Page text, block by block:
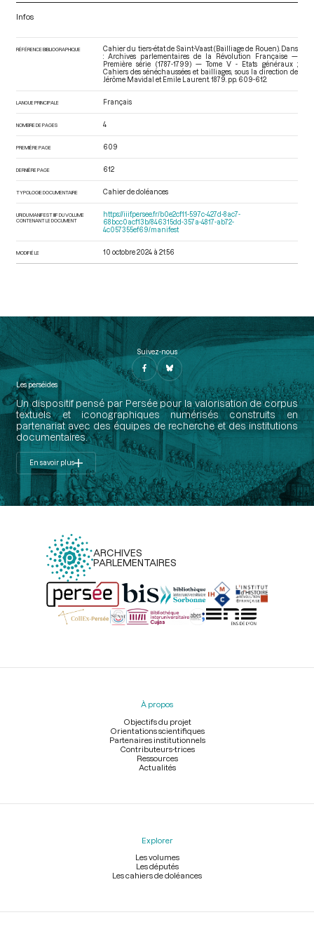
Infos
RÉFÉRENCE BIBLIOGRAPHIQUE
Cahier du tiers-état de Saint-Vaast (Bailliage de Rouen). Dans
: Archives parlementaires de la Révolution Française —
Première série (1787-1799) — Tome V - Etats généraux ;
Cahiers des sénéchaussées et bailliages , sous la direction de
Jérôme Mavidal et Emile Laurent. 1879. pp. 609-612.
LANGUE PRINCIPALE Français
NOMBRE DE PAGES 4
PREMIÈRE PAGE 609
DERNIÈRE PAGE 612
TYPOLOGIE DOCUMENTAIRE Cahier de doléances
URI DU MANIFEST IIIF DU VOLUME
CONTENANT LE DOCUMENT
https://iiif.persee.fr/b0e2cf11-597c-427d-8ac7-
68bcc0acf13b/846315dd-357a-4817-ab72-
4c057355ef69/manifest
MODIFIÉ LE 10 octobre 2024 à 21:56
Suivez-nous
Les perséides
Un dispositif pensé par Persée pour la valorisation de corpus
textuels et iconographiques numérisés construits en
partenariat avec des équipes de recherche et des institutions
documentaires.
En savoir plus
ARCHIVES
PARLEMENTAIRES
Menu
À propos
Objectifs du projet
Orientations scientifiques
Partenaires institutionnels
Contributeurs-trices
Ressources
Actualités
Explorer
Les volumes
Les députés
Les cahiers de doléances